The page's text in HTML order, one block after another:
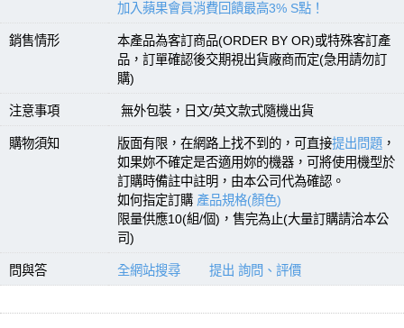
加入蘋果會員消費回饋最高3% S點！
銷售情形
本產品為客訂商品(ORDER BY OR)或特殊客訂產
品，訂單確認後交期視出貨廠商而定(急用請勿訂
購)
注意事項 無外包裝，日文/英文款式隨機出貨
購物須知 版面有限，在網路上找不到的，可直接提出問題 ，
如果妳不確定是否適用妳的機器，可將使用機型於
訂購時備註中註明，由本公司代為確認。
如何指定訂購 產品規格(顏色)
限量供應10(組/個)，售完為止(大量訂購請洽本公
司)
問與答 全網站搜尋 提出 詢問、評價